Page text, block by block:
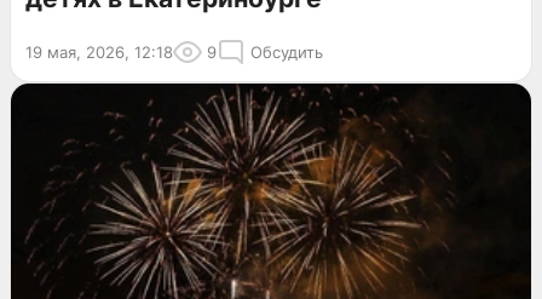
19 мая, 2026, 12:18 9 Обсудить